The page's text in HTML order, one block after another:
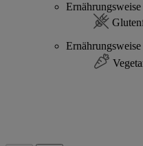
Ernährungsweise
Ernährungsweise